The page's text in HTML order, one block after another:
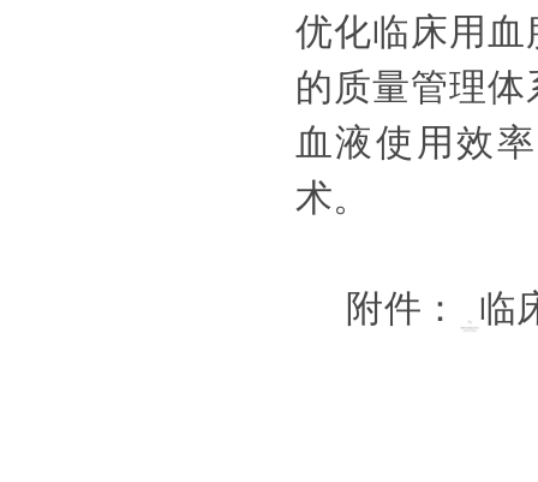
优化临床用
的质量管理体
血液使用效
术。
附件： 临